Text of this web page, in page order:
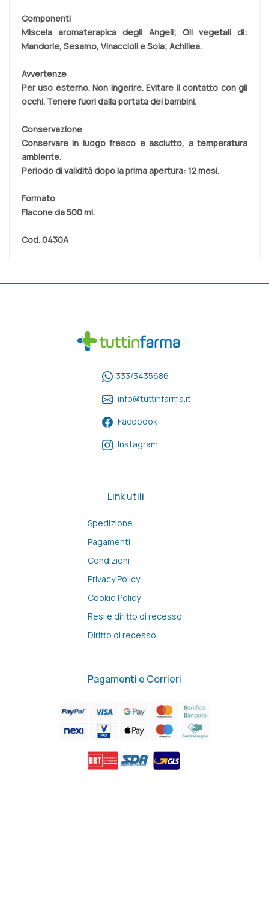
Componenti
Miscela aromaterapica degli Angeli; Oli vegetali di:
Mandorle, Sesamo, Vinaccioli e Soia; Achillea.
Avvertenze
Per uso esterno. Non ingerire. Evitare il contatto con gli
occhi. Tenere fuori dalla portata dei bambini.
Conservazione
Conservare in luogo fresco e asciutto, a temperatura
ambiente.
Periodo di validità dopo la prima apertura: 12 mesi.
Formato
Flacone da 500 ml.
Cod.0430A
333/3435686
info@tuttinfarma.it
Facebook
Instagram
Link utili
Spedizione
Pagamenti
Condizioni
Privacy Policy
Cookie Policy
Resi e diritto di recesso
Diritto di recesso
Pagamenti e Corrieri